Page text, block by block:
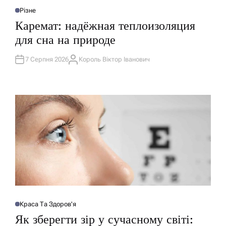
О
Б
Л
І
У
В
Різне
Каремат: надёжная теплоизоляция
для сна на природе
7 Серпня 2026А
Король Віктор Іванович
О
У
Краса Та Здоров'я
Як зберегти зір у сучасному світі: